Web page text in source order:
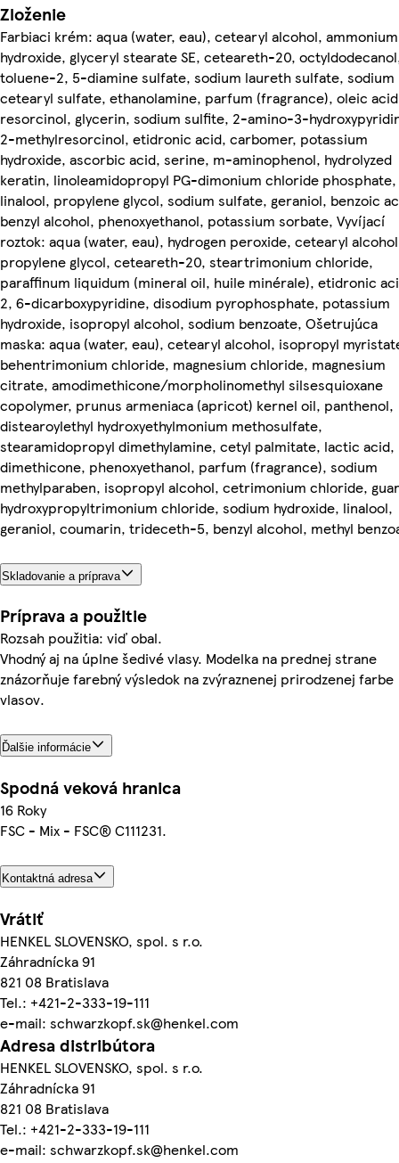
Zloženie
Farbiaci krém: aqua (water, eau), cetearyl alcohol, ammonium
hydroxide, glyceryl stearate SE, ceteareth-20,
toluene-2, 5-diamine sulfate, sodium laureth sulfate, sodium
cetearyl sulfate, ethanolamine, parfum (fragrance), oleic
resorcinol, glycerin, sodium sulfite, 2-amino-3-
2-methylresorcinol, etidronic acid, carbomer, potassium
hydroxide, ascorbic acid, serine, m-aminophenol, hydrolyzed
keratin, linoleamidopropyl PG-dimonium chloride phosphate,
linalool, propylene glycol, sodium sulfate, geraniol, benzoic
benzyl alcohol, phenoxyethanol, potassium sorbate, Vyvíjací
roztok: aqua (water, eau), hydrogen peroxide, cetearyl
propylene glycol, ceteareth-20, steartrimonium chloride,
paraffinum liquidum (mineral oil, huile minérale), etidronic
2, 6-dicarboxypyridine, disodium pyrophosphate, potassium
hydroxide, isopropyl alcohol, sodium benzoate, Ošetrujúca
maska: aqua (water, eau), cetearyl alcohol, isopropyl
behentrimonium chloride, magnesium chloride, magnesium
citrate, amodimethicone/morpholinomethyl silsesquioxane
copolymer, prunus armeniaca (apricot) kernel oil, panthenol,
distearoylethyl hydroxyethylmonium methosulfate,
stearamidopropyl dimethylamine, cetyl palmitate, lactic acid,
dimethicone, phenoxyethanol, parfum (fragrance), sodium
methylparaben, isopropyl alcohol, cetrimonium chloride, guar
hydroxypropyltrimonium chloride, sodium hydroxide, linalool,
geraniol, coumarin, trideceth-5, benzyl alcohol, methyl
Skladovanie a príprava
Príprava a použitie
Rozsah použitia: viď obal.
Vhodný aj na úplne šedivé vlasy. Modelka na prednej strane
znázorňuje farebný výsledok na zvýraznenej prirodzenej farbe
vlasov.
Ďalšie informácie
Spodná veková hranica
16 Roky
FSC - Mix - FSC® C111231.
Kontaktná adresa
Vrátiť
HENKEL SLOVENSKO, spol. s r.o.
Záhradnícka 91
821 08 Bratislava
Tel.: +421-2-333-19-111
e-mail: schwarzkopf.sk@henkel.com
Adresa distribútora
HENKEL SLOVENSKO, spol. s r.o.
Záhradnícka 91
821 08 Bratislava
Tel.: +421-2-333-19-111
e-mail: schwarzkopf.sk@henkel.com